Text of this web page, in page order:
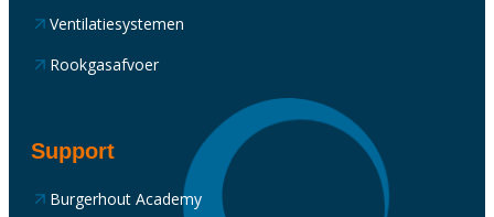
Ventilatiesystemen
Rookgasafvoer
Support
Burgerhout Academy